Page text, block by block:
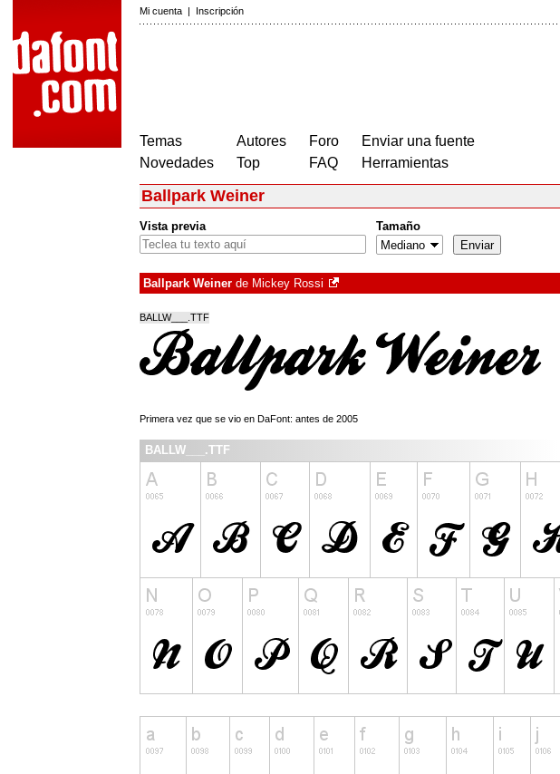
Mi cuenta | Inscripción
Temas
Novedades
Autores
Top
Foro
FAQ
Enviar una fuente
Herramientas
Ballpark Weiner
Vista previa Tamaño
Ballpark Weiner de Mickey Rossi
BALLW___.TTF
Primera vez que se vio en DaFont: antes de 2005
BALLW___.TTF